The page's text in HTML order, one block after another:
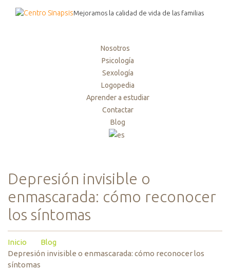
Mejoramos la calidad de vida de las familias
Nosotros
Psicología
Sexología
Logopedia
Aprender a estudiar
Contactar
Blog
Depresión invisible o
enmascarada: cómo reconocer
los síntomas
Inicio
Blog
Depresión invisible o enmascarada: cómo reconocer los
síntomas